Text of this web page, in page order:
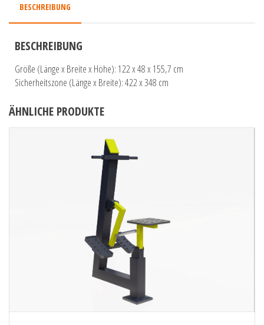
BESCHREIBUNG
BESCHREIBUNG
Größe (Länge x Breite x Höhe): 122 x 48 x 155,7 cm
Sicherheitszone (Länge x Breite): 422 x 348 cm
ÄHNLICHE PRODUKTE